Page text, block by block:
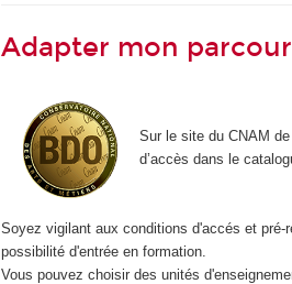
Adapter mon
Sur le site du CNAM
d’accès dans le
Soyez vigilant aux conditions d'accés et
possibilité d'entrée en formation.
Vous pouvez choisir des unités